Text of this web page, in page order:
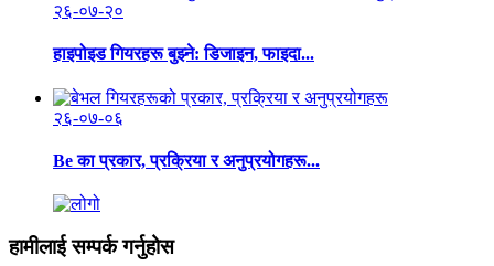
२६-०७-२०
हाइपोइड गियरहरू बुझ्ने: डिजाइन, फाइदा...
२६-०७-०६
Be का प्रकार, प्रक्रिया र अनुप्रयोगहरू...
हामीलाई सम्पर्क गर्नुहोस